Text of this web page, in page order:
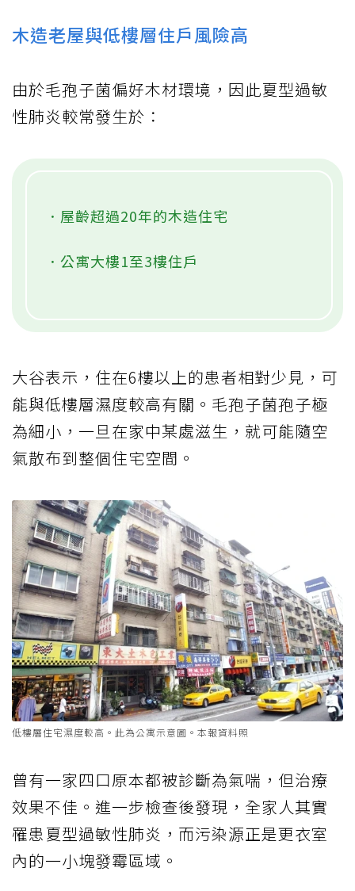
木造老屋與低樓層住戶風險高
由於毛孢子菌偏好木材環境，因此夏型過敏
性肺炎較常發生於：
．屋齡超過20年的木造住宅
．公寓大樓1至3樓住戶
大谷表示，住在6樓以上的患者相對少見，可
能與低樓層濕度較高有關。毛孢子菌孢子極
為細小，一旦在家中某處滋生，就可能隨空
氣散布到整個住宅空間。
低樓層住宅濕度較高。此為公寓示意圖。本報資料照
曾有一家四口原本都被診斷為氣喘，但治療
效果不佳。進一步檢查後發現，全家人其實
罹患夏型過敏性肺炎，而污染源正是更衣室
內的一小塊發霉區域。